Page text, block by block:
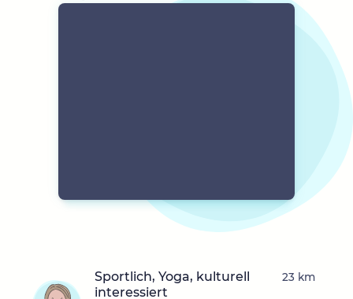
Sportlich, Yoga, kulturell
interessiert
23 km